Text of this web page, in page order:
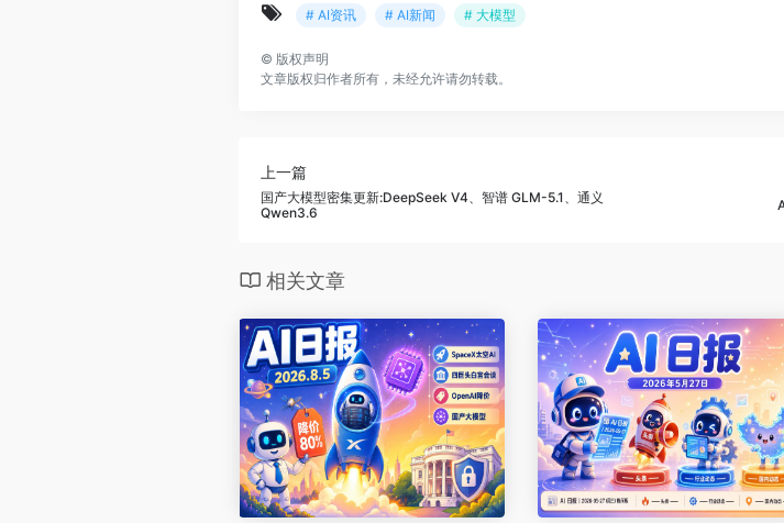
# AI资讯 # AI新闻 # 大模型
© 版权声明
文章版权归作者所有，未经允许请勿转载。
上一篇
国产大模型密集更新:DeepSeek V4、智谱 GLM-5.1、通义
Qwen3.6
相关文章